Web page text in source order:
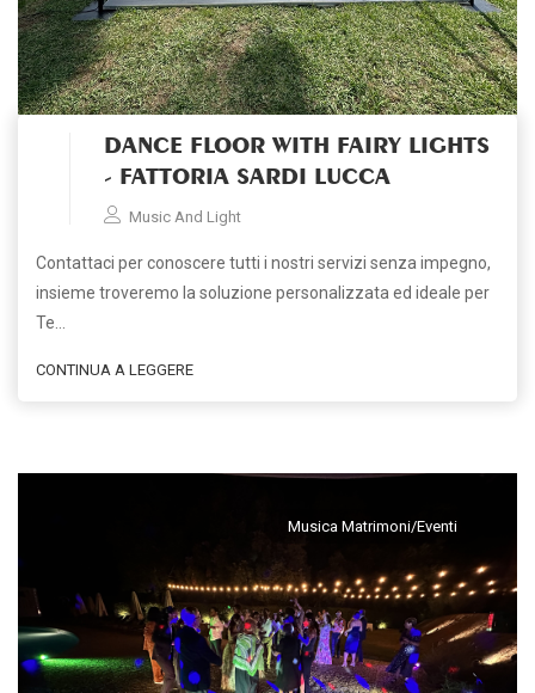
DANCE FLOOR WITH FAIRY LIGHTS
- FATTORIA SARDI LUCCA
Music And Light
Contattaci per conoscere tutti i nostri servizi senza impegno,
insieme troveremo la soluzione personalizzata ed ideale per
Te…
CONTINUA A LEGGERE
Musica Matrimoni/Eventi